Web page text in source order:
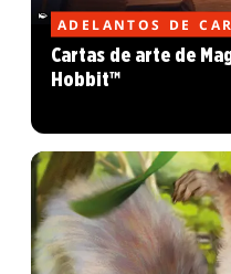
ADELANTOS DE
Cartas de arte de
Hobbit™